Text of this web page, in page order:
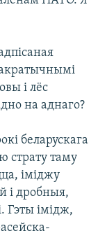
і лёс
на аднаго?
беларускага
страту таму
іміджу
і дробныя,
Гэты імідж,